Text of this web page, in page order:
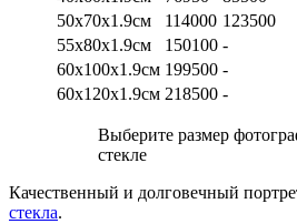
50х70х1.9см
114000 123500
55х80х1.9см
150100 -
60х100х1.9см 199500 -
60х120х1.9см 218500 -
Выберите размер
стекле
Качественный и долговечный
стекла.